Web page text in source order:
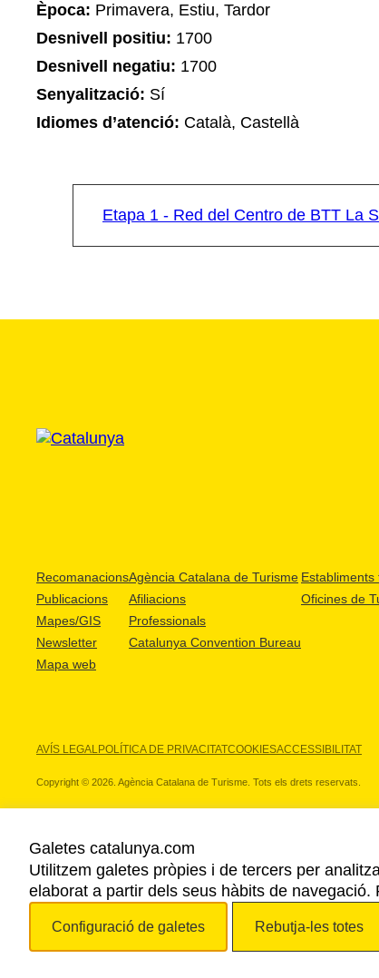
Època: Primavera, Estiu, Tardor
Desnivell positiu: 1700
Desnivell negatiu: 1700
Senyalització: Sí
Idiomes d’atenció: Català, Castellà
Etapa 1 - Red del Centro de BTT La
Recomanacions
Publicacions
Mapes/GIS
Newsletter
Mapa web
Agència Catalana de Turisme
Afiliacions
Professionals
Catalunya Convention Bureau
Establiments
Oficines de
AVÍS LEGALPOLÍTICA DE PRIVACITATCOOKIESACCESSIBILITAT
Copyright © 2026. Agència Catalana de Turisme. Tots els drets reservats.
ELS NOSTRES PARTNERS
Galetes catalunya.com
Utilitzem galetes pròpies i de tercers per
elaborat a partir dels seus hàbits de
Configuració de galetes Rebutja-les totes